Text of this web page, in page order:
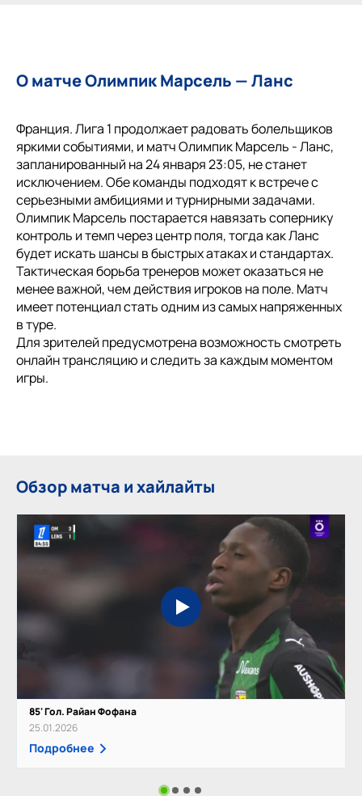
О матче Олимпик Марсель — Ланс
Франция. Лига 1 продолжает радовать болельщиков
яркими событиями, и матч Олимпик Марсель - Ланс,
запланированный на 24 января 23:05, не станет
исключением. Обе команды подходят к встрече с
серьезными амбициями и турнирными задачами.
Олимпик Марсель постарается навязать сопернику
контроль и темп через центр поля, тогда как Ланс
будет искать шансы в быстрых атаках и стандартах.
Тактическая борьба тренеров может оказаться не
менее важной, чем действия игроков на поле. Матч
имеет потенциал стать одним из самых напряженных
в туре.
Для зрителей предусмотрена возможность смотреть
онлайн трансляцию и следить за каждым моментом
игры.
Обзор матча и хайлайты
85' Гол. Райан Фофана
25.01.2026
Подробнее